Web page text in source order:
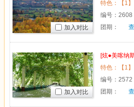
编号： 2608
团期：
加入对比
[炫●美喀纳
回十一日
编号： 2572
团期：
加入对比